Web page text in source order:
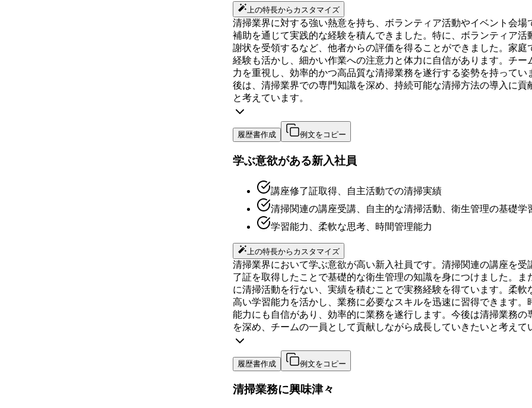
上の特長からカスタマイズ
清掃業界に対する強い熱意を持ち、ボランティア活動やイベント会場
補助を通じて実践的な経験を積んできました。特に、ボランティア活
謝状を受領するなど、他者からの評価を得ることができました。家庭
経験も活かし、細かい作業への注意力と体力に自信があります。チー
力を重視し、効率的かつ高品質な清掃業務を遂行する姿勢を持ってい
後は、清掃業界での専門知識を深め、持続可能な清掃方法の導入に貢
と考えています。
履歴書作成 例文をコピー
学ぶ意欲がある新入社員
講座修了証取得、自主活動での清掃実績
清掃関連の講座受講、自主的な清掃活動、衛生管理の基礎学
学習能力、柔軟な思考、時間管理能力
上の特長からカスタマイズ
清掃業界において学ぶ意欲が高い新入社員です。清掃関連の講座を受
了証を取得したことで基礎的な衛生管理の知識を身につけました。ま
に清掃活動を行ない、実績を積むことで実務経験を得ています。柔軟
高い学習能力を活かし、業務に必要なスキルを迅速に習得できます。
能力にも自信があり、効率的に業務を遂行します。今後は清掃業務の
を深め、チームの一員として貢献しながら成長していきたいと考えて
履歴書作成 例文をコピー
清掃業務に興味津々